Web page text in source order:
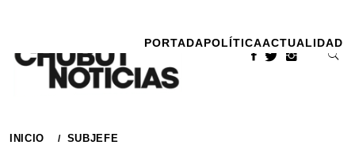
contenido
PORTADAPOLÍTICAACTUALIDAD
INICIO SUBJEFE